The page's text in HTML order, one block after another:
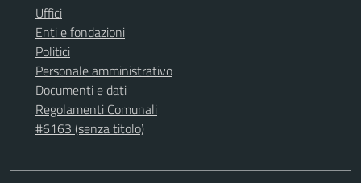
Uffici
Enti e fondazioni
Politici
Personale amministrativo
Documenti e dati
Regolamenti Comunali
#6163 (senza titolo)